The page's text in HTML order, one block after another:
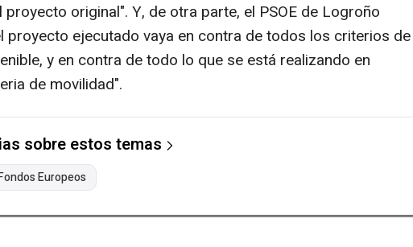
original". Y, de otra parte, el PSOE de Logroño
proyecto ejecutado vaya en contra de todos los criterios de
y en contra de todo lo que se está realizando en
de movilidad".
sobre estos temas
Europeos